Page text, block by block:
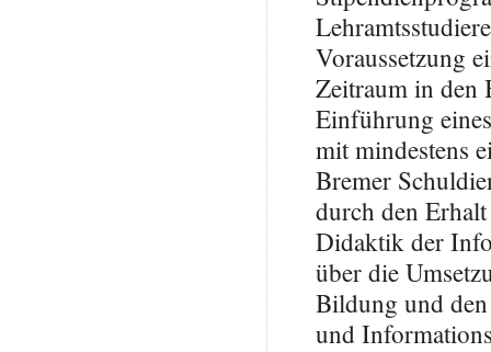
Voraussetzung
Zeitraum in den
Einführung
mit mindestens
Bremer
durch den
Didaktik der
über die
Bildung und
und